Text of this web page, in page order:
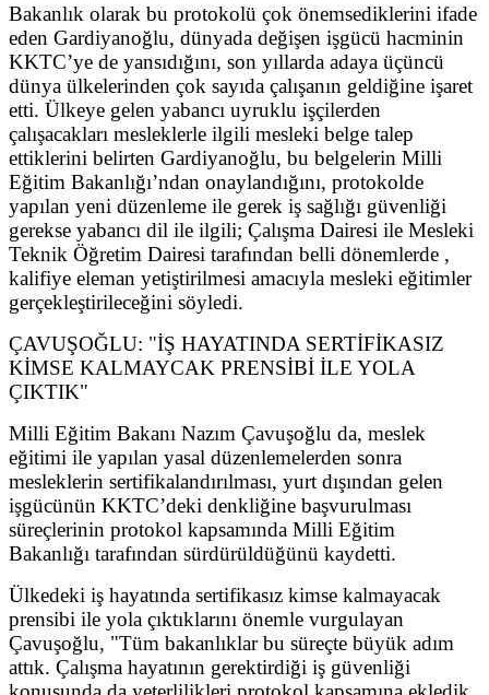
Bakanlık olarak bu protokolü çok önemsediklerini ifade
eden Gardiyanoğlu, dünyada değişen işgücü hacminin
KKTC’ye de yansıdığını, son yıllarda adaya üçüncü
dünya ülkelerinden çok sayıda çalışanın geldiğine işaret
etti. Ülkeye gelen yabancı uyruklu işçilerden
çalışacakları mesleklerle ilgili mesleki belge talep
ettiklerini belirten Gardiyanoğlu, bu belgelerin Milli
Eğitim Bakanlığı’ndan onaylandığını, protokolde
yapılan yeni düzenleme ile gerek iş sağlığı güvenliği
gerekse yabancı dil ile ilgili; Çalışma Dairesi ile Mesleki
Teknik Öğretim Dairesi tarafından belli dönemlerde ,
kalifiye eleman yetiştirilmesi amacıyla mesleki eğitimler
gerçekleştirileceğini söyledi.
ÇAVUŞOĞLU: "İŞ HAYATINDA SERTİFİKASIZ
KİMSE KALMAYCAK PRENSİBİ İLE YOLA
ÇIKTIK"
Milli Eğitim Bakanı Nazım Çavuşoğlu da, meslek
eğitimi ile yapılan yasal düzenlemelerden sonra
mesleklerin sertifikalandırılması, yurt dışından gelen
işgücünün KKTC’deki denkliğine başvurulması
süreçlerinin protokol kapsamında Milli Eğitim
Bakanlığı tarafından sürdürüldüğünü kaydetti.
Ülkedeki iş hayatında sertifikasız kimse kalmayacak
prensibi ile yola çıktıklarını önemle vurgulayan
Çavuşoğlu, "Tüm bakanlıklar bu süreçte büyük adım
attık. Çalışma hayatının gerektirdiği iş güvenliği